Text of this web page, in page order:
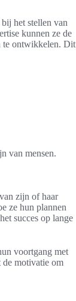
het stellen van
kunnen ze de
te ontwikkelen. Dit
van mensen.
zijn of haar
ze hun plannen
succes op lange
voortgang met
motivatie om